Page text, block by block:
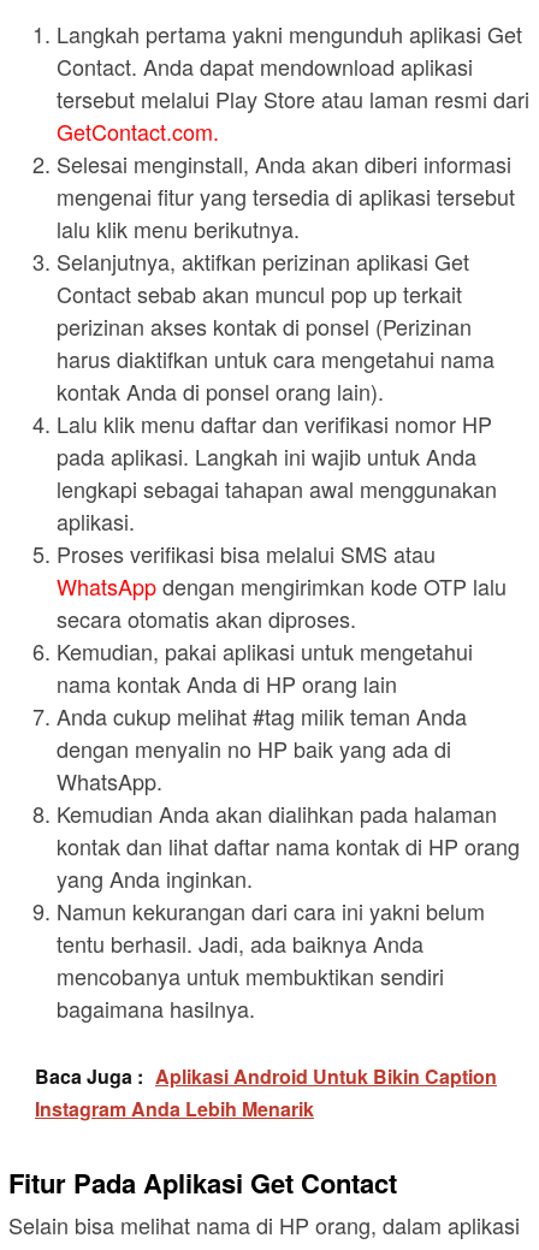
Langkah pertama yakni mengunduh aplikasi Get
Contact. Anda dapat mendownload aplikasi
tersebut melalui Play Store atau laman resmi dari
GetContact.com.
Selesai menginstall, Anda akan diberi informasi
mengenai fitur yang tersedia di aplikasi tersebut
lalu klik menu berikutnya.
Selanjutnya, aktifkan perizinan aplikasi Get
Contact sebab akan muncul pop up terkait
perizinan akses kontak di ponsel (Perizinan
harus diaktifkan untuk cara mengetahui nama
kontak Anda di ponsel orang lain).
Lalu klik menu daftar dan verifikasi nomor HP
pada aplikasi. Langkah ini wajib untuk Anda
lengkapi sebagai tahapan awal menggunakan
aplikasi.
Proses verifikasi bisa melalui SMS atau
WhatsAppdengan mengirimkan kode OTP lalu
secara otomatis akan diproses.
Kemudian, pakai aplikasi untuk mengetahui
nama kontak Anda di HP orang lain
Anda cukup melihat #tag milik teman Anda
dengan menyalin no HP baik yang ada di
WhatsApp.
Kemudian Anda akan dialihkan pada halaman
kontak dan lihat daftar nama kontak di HP orang
yang Anda inginkan.
Namun kekurangan dari cara ini yakni belum
tentu berhasil. Jadi, ada baiknya Anda
mencobanya untuk membuktikan sendiri
bagaimana hasilnya.
Baca Juga : Aplikasi Android Untuk Bikin Caption
Instagram Anda Lebih Menarik
Fitur Pada Aplikasi Get Contact
Selain bisa melihat nama di HP orang, dalam aplikasi